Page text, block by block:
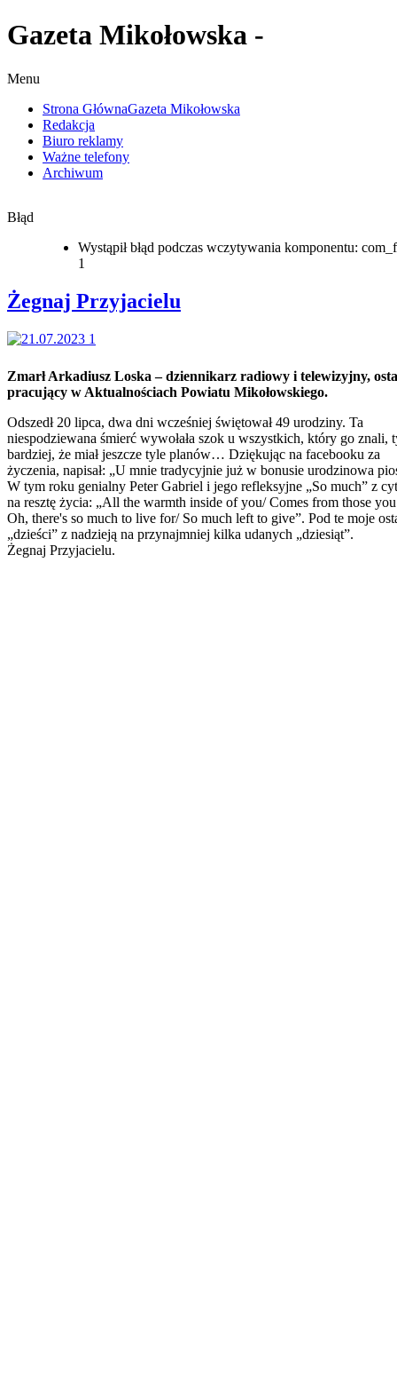
Gazeta Mikołowska -
Menu
Strona GłównaGazeta Mikołowska
Redakcja
Biuro reklamy
Ważne telefony
Archiwum
Błąd
Wystąpił błąd podczas wczytywania komponentu:
1
Żegnaj Przyjacielu
Zmarł Arkadiusz Loska – dziennikarz radiowy i telewizyjny,
pracujący w Aktualnościach Powiatu Mikołowskiego.
Odszedł 20 lipca, dwa dni wcześniej świętował 49 urodziny. Ta
niespodziewana śmierć wywołała szok u wszystkich, który go znali,
bardziej, że miał jeszcze tyle planów… Dziękując na facebooku za
życzenia, napisał: „U mnie tradycyjnie już w bonusie urodzinowa
W tym roku genialny Peter Gabriel i jego refleksyjne „So much” z
na resztę życia: „All the warmth inside of you/ Comes from those
Oh, there's so much to live for/ So much left to give”. Pod te moje
„dzieści” z nadzieją na przynajmniej kilka udanych „dziesiąt”.
Żegnaj Przyjacielu.